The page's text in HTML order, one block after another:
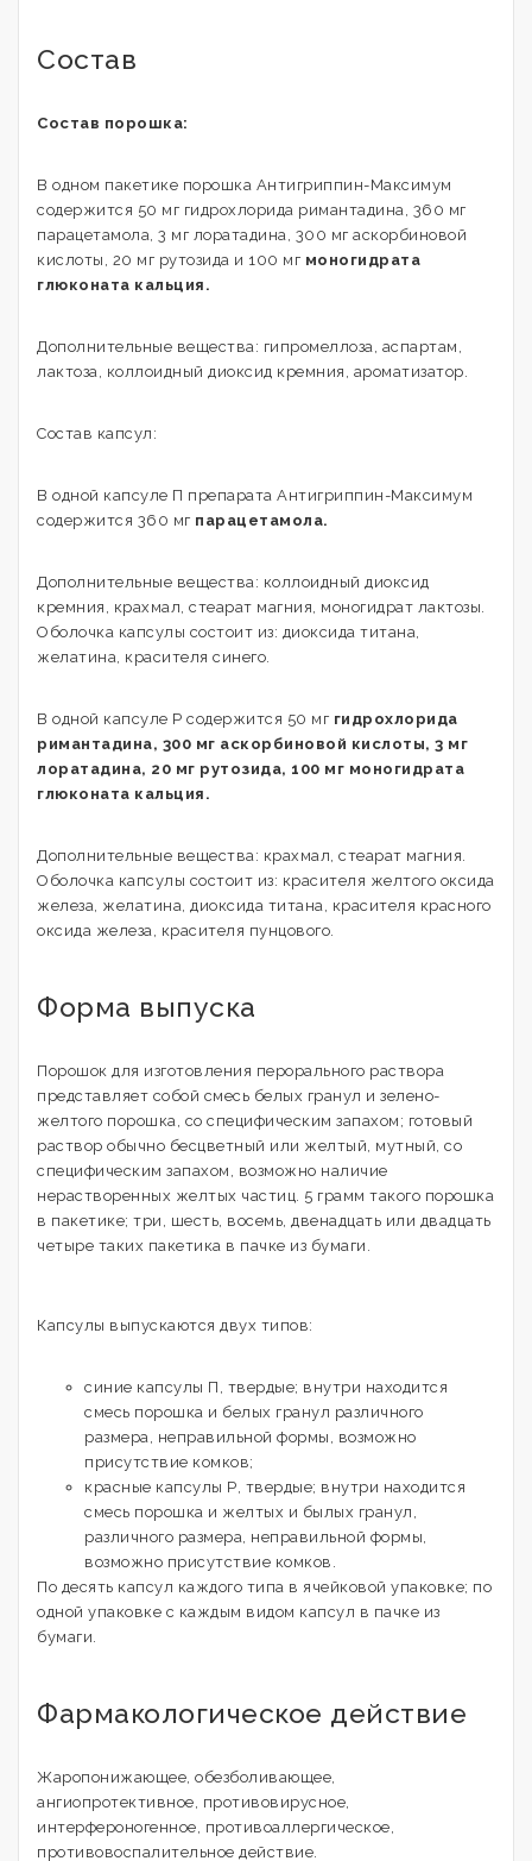
Состав
Состав порошка:
В одном пакетике порошка Антигриппин-Максимум
содержится 50 мг гидрохлорида римантадина, 360 мг
парацетамола, 3 мг лоратадина, 300 мг аскорбиновой
кислоты, 20 мг рутозида и 100 мг моногидрата
глюконата кальция.
Дополнительные вещества: гипромеллоза, аспартам,
лактоза, коллоидный диоксид кремния, ароматизатор.
Состав капсул:
В одной капсуле П препарата Антигриппин-Максимум
содержится 360 мг парацетамола.
Дополнительные вещества: коллоидный диоксид
кремния, крахмал, стеарат магния, моногидрат лактозы.
Оболочка капсулы состоит из: диоксида титана,
желатина, красителя синего.
В одной капсуле Р содержится 50 мг гидрохлорида
римантадина, 300 мг аскорбиновой кислоты, 3 мг
лоратадина, 20 мг рутозида, 100 мг моногидрата
глюконата кальция.
Дополнительные вещества: крахмал, стеарат магния.
Оболочка капсулы состоит из: красителя желтого оксида
железа, желатина, диоксида титана, красителя красного
оксида железа, красителя пунцового.
Форма выпуска
Порошок для изготовления перорального раствора
представляет собой смесь белых гранул и зелено-
желтого порошка, со специфическим запахом; готовый
раствор обычно бесцветный или желтый, мутный, со
специфическим запахом, возможно наличие
нерастворенных желтых частиц. 5 грамм такого порошка
в пакетике; три, шесть, восемь, двенадцать или двадцать
четыре таких пакетика в пачке из бумаги.
Капсулы выпускаются двух типов:
синие капсулы П, твердые; внутри находится
смесь порошка и белых гранул различного
размера, неправильной формы, возможно
присутствие комков;
красные капсулы Р, твердые; внутри находится
смесь порошка и желтых и былых гранул,
различного размера, неправильной формы,
возможно присутствие комков.
По десять капсул каждого типа в ячейковой упаковке; по
одной упаковке с каждым видом капсул в пачке из
бумаги.
Фармакологическое действие
Жаропонижающее, обезболивающее,
ангиопротективное, противовирусное,
интерфероногенное, противоаллергическое,
противовоспалительное действие.